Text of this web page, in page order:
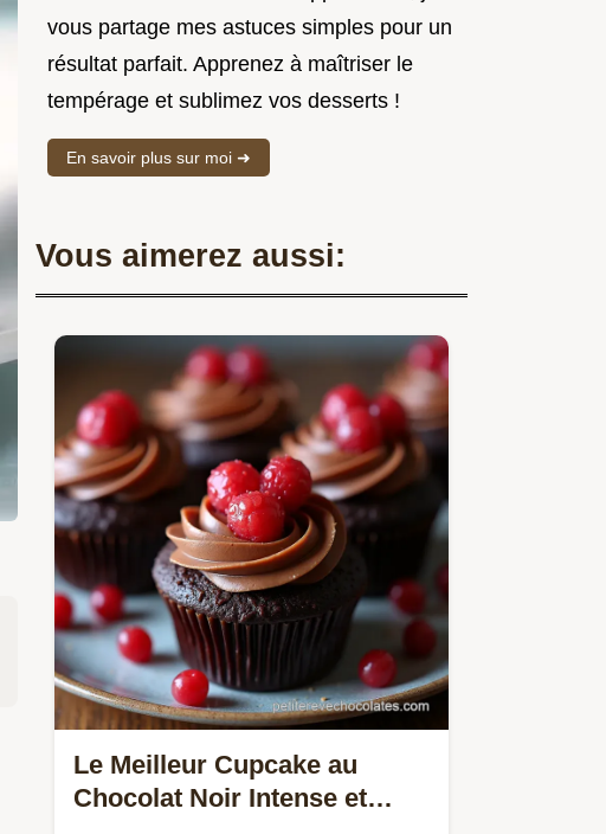
vous partage mes astuces simples pour un
résultat parfait. Apprenez à maîtriser le
tempérage et sublimez vos desserts !
En savoir plus sur moi ➜
Vous aimerez aussi:
Le Meilleur Cupcake au
Chocolat Noir Intense et